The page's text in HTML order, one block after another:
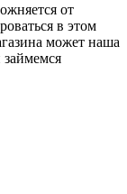
от
в этом
может наша